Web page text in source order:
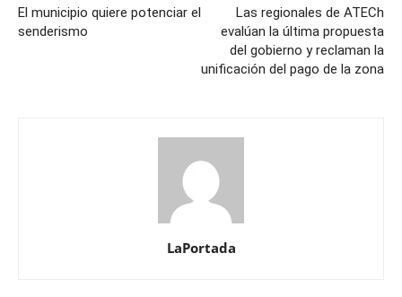
El municipio quiere potenciar el
senderismo
Las regionales de ATECh
evalúan la última propuesta
del gobierno y reclaman la
unificación del pago de la zona
LaPortada